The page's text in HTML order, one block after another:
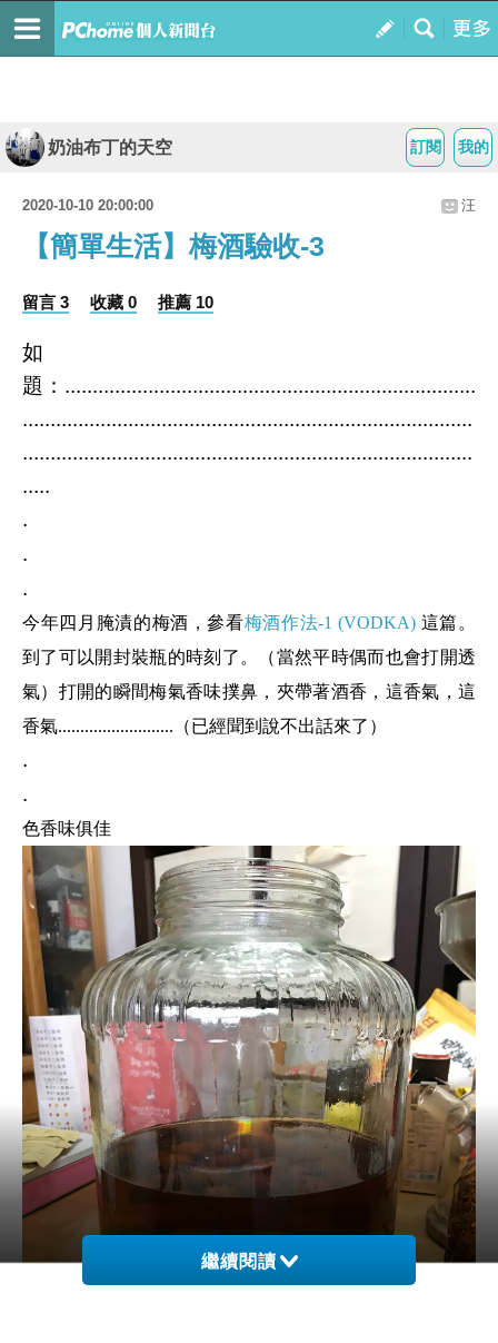
我的
訂閱
奶油布丁的天空
2020-10-10 20:00:00 汪
【簡單生活】梅酒驗收-3
留言 3 收藏 0 推薦 10
如
題：..........................................................................
.................................................................................
.................................................................................
.....
.
.
.
今年四月腌漬的梅酒，參看梅酒作法-1 (VODKA) 這篇。
到了可以開封裝瓶的時刻了。
（當然平時偶而也會打開透
氣）打開的瞬間梅氣香味撲鼻，夾帶著酒香，這香氣，這
香氣..........................（已經聞到說不出話來了）
.
.
色香味俱佳
繼續閱讀